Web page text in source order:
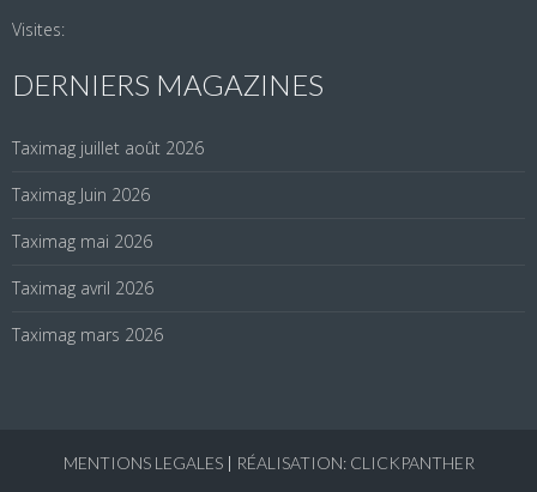
Visites:
DERNIERS MAGAZINES
Taximag juillet août 2026
Taximag Juin 2026
Taximag mai 2026
Taximag avril 2026
Taximag mars 2026
MENTIONS LEGALES | RÉALISATION: CLICKPANTHER